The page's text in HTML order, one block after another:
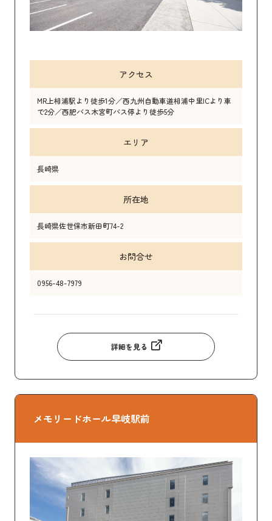
アクセス
MR上相浦駅より徒歩1分／西九州自動車道相浦中里ICより車
で2分／西肥バス木宮町バス停より徒歩5分
エリア
長崎県
所在地
長崎県佐世保市新田町74-2
お問合せ
0956-48-7979
詳細を見る
メモリードホール早岐駅前